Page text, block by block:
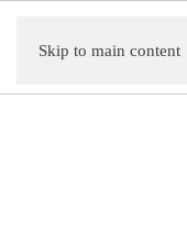
Skip to main content